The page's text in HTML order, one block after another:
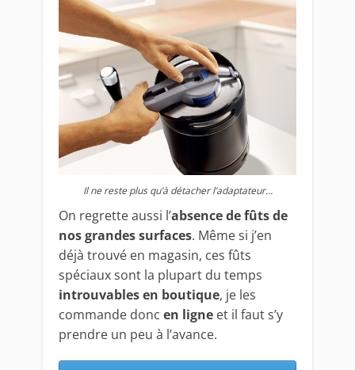
Il ne reste plus qu’à détacher l’adaptateur…
On regrette aussi l’absence de fûts de
nos grandes surfaces. Même si j’en
déjà trouvé en magasin, ces fûts
spéciaux sont la plupart du temps
introuvables en boutique, je les
commande donc en ligne et il faut s’y
prendre un peu à l’avance.